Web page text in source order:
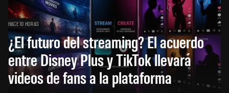
HACE 10 HORAS
¿El futuro del streaming? El acuerdo
entre Disney Plus y TikTok llevará
videos de fans a la plataforma